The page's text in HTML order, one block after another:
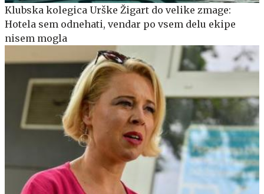
Klubska kolegica Urške Žigart do velike zmage:
Hotela sem odnehati, vendar po vsem delu ekipe
nisem mogla